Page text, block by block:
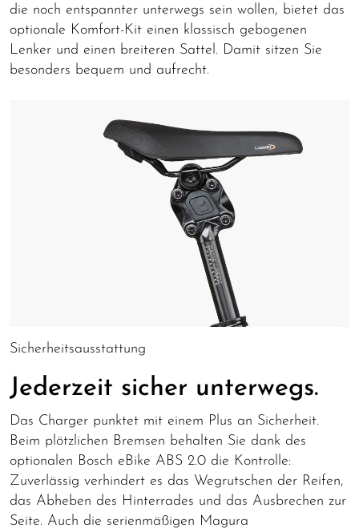
die noch entspannter unterwegs sein wollen, bietet das
optionale Komfort-Kit einen klassisch gebogenen
Lenker und einen breiteren Sattel. Damit sitzen Sie
besonders bequem und aufrecht.
Sicherheitsausstattung
Jederzeit sicher unterwegs.
Das Charger punktet mit einem Plus an Sicherheit.
Beim plötzlichen Bremsen behalten Sie dank des
optionalen Bosch eBike ABS 2.0 die Kontrolle:
Zuverlässig verhindert es das Wegrutschen der Reifen,
das Abheben des Hinterrades und das Ausbrechen zur
Seite. Auch die serienmäßigen Magura